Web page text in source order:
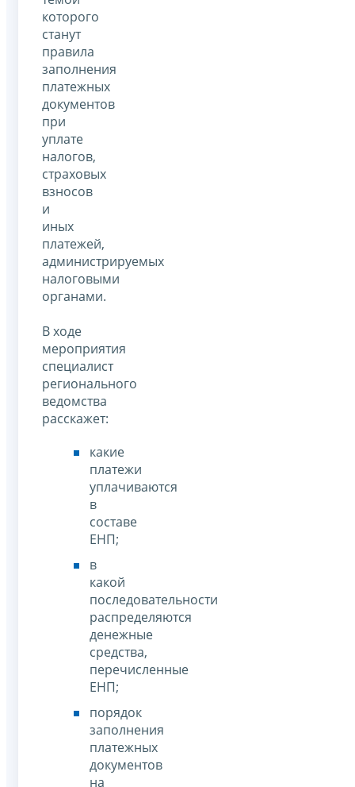
которого
станут
правила
заполнения
платежных
документов
при
уплате
налогов,
страховых
взносов
и
иных
платежей,
администрируемых
налоговыми
органами.
В ходе
мероприятия
специалист
регионального
ведомства
расскажет:
какие
платежи
уплачиваются
в
составе
ЕНП;
в
какой
последовательности
распределяются
денежные
средства,
перечисленные
ЕНП;
порядок
заполнения
платежных
документов
на